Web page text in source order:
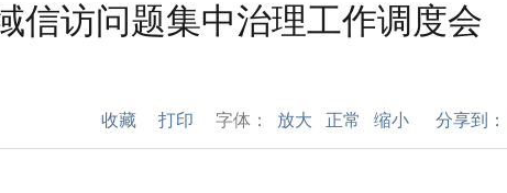
信访问题集中治理工作调度会
收藏 打印 字体： 放大 正常 缩小 分享到：